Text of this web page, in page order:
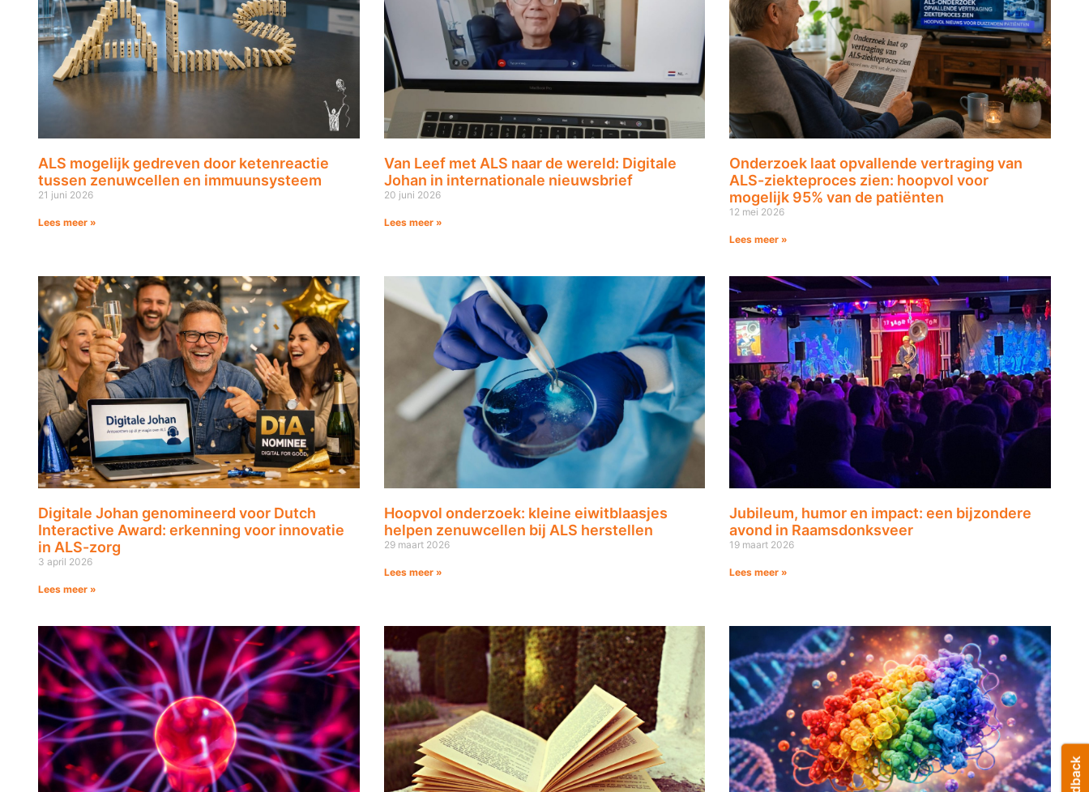
ALS mogelijk gedreven door ketenreactie
tussen zenuwcellen en immuunsysteem
21 juni 2026
Lees meer »
Van Leef met ALS naar de wereld: Digitale
Johan in internationale nieuwsbrief
20 juni 2026
Lees meer »
Onderzoek laat opvallende vertraging van
ALS-ziekteproces zien: hoopvol voor
mogelijk 95% van de patiënten
12 mei 2026
Lees meer »
Digitale Johan genomineerd voor Dutch
Interactive Award: erkenning voor innovatie
in ALS-zorg
3 april 2026
Lees meer »
Hoopvol onderzoek: kleine eiwitblaasjes
helpen zenuwcellen bij ALS herstellen
29 maart 2026
Lees meer »
Jubileum, humor en impact: een bijzondere
avond in Raamsdonksveer
19 maart 2026
Lees meer »